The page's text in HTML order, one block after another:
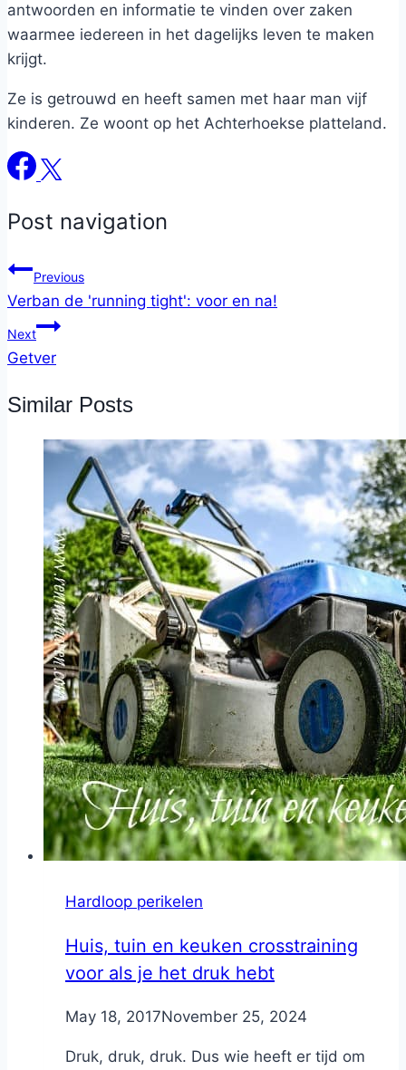
antwoorden en informatie te vinden over zaken
waarmee iedereen in het dagelijks leven te maken
krijgt.
Ze is getrouwd en heeft samen met haar man vijf
kinderen. Ze woont op het Achterhoekse platteland.
Post navigation
Previous
Verban de 'running tight': voor en na!
Next
Getver
Similar Posts
Hardloop perikelen
Huis, tuin en keuken crosstraining
voor als je het druk hebt
ByNicole
May 18, 2017November 25, 2024
Druk, druk, druk. Dus wie heeft er tijd om